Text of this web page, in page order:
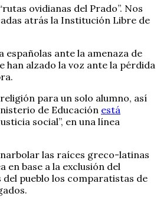
ovidianas del Prado”. Nos
atrás la Institución Libre de
ante la amenaza de
han alzado la voz ante la pérdida
para un solo alumno, así
de Educación está
social”, en una línea
las raíces greco-latinas
base a la exclusión del
pueblo los comparatistas de